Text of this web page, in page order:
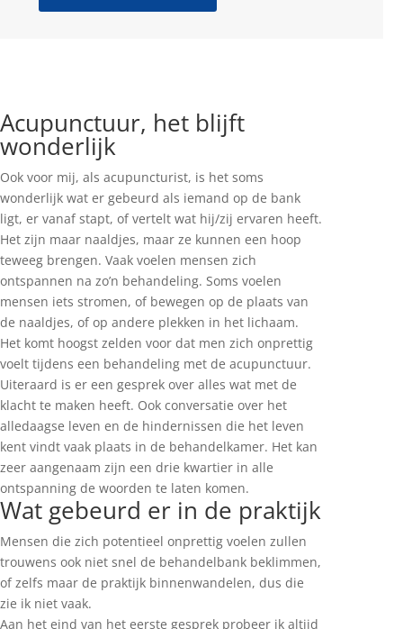
Acupunctuur, het blijft
wonderlijk
Ook voor mij, als acupuncturist, is het soms
wonderlijk wat er gebeurd als iemand op de bank
ligt, er vanaf stapt, of vertelt wat hij/zij ervaren heeft.
Het zijn maar naaldjes, maar ze kunnen een hoop
teweeg brengen. Vaak voelen mensen zich
ontspannen na zo’n behandeling. Soms voelen
mensen iets stromen, of bewegen op de plaats van
de naaldjes, of op andere plekken in het lichaam.
Het komt hoogst zelden voor dat men zich onprettig
voelt tijdens een behandeling met de acupunctuur.
Uiteraard is er een gesprek over alles wat met de
klacht te maken heeft. Ook conversatie over het
alledaagse leven en de hindernissen die het leven
kent vindt vaak plaats in de behandelkamer. Het kan
zeer aangenaam zijn een drie kwartier in alle
ontspanning de woorden te laten komen.
Wat gebeurd er in de praktijk
Mensen die zich potentieel onprettig voelen zullen
trouwens ook niet snel de behandelbank beklimmen,
of zelfs maar de praktijk binnenwandelen, dus die
zie ik niet vaak.
Aan het eind van het eerste gesprek probeer ik altijd